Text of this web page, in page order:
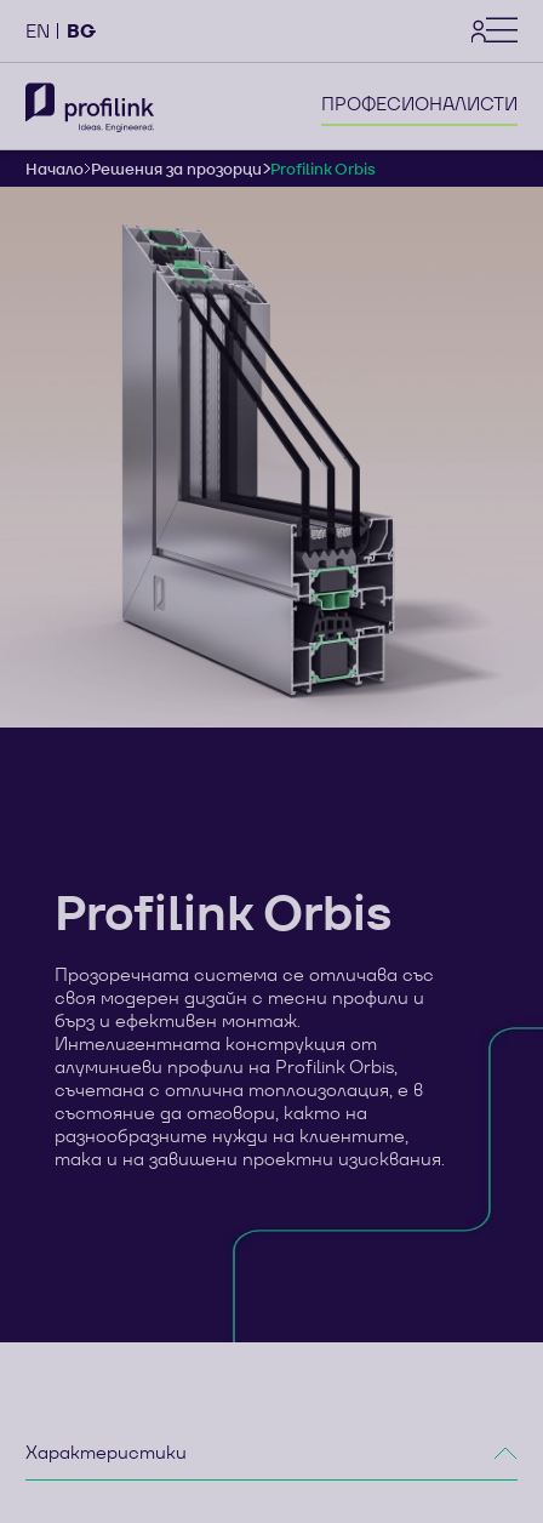
EN BG settings
ПРОФЕСИОНАЛИСТИ
Начало Решения за прозорци Profilink Orbis
Profilink Orbis
Прозоречната система се отличава със
своя модерен дизайн с тесни профили и
бърз и ефективен монтаж.
Интелигентната конструкция от
алуминиеви профили на Profilink Orbis,
съчетана с отлична топлоизолация, е в
състояние да отговори, както на
разнообразните нужди на клиентите,
така и на завишени проектни изисквания.
Характеристики